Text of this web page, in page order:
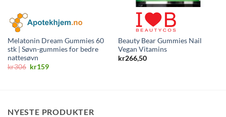
Melatonin Dream Gummies 60
stk | Søvn-gummies for bedre
nattesøvn
kr306 Opprinnelig
kr159Nåværende
Beauty Bear Gummies Nail
Vegan Vitamins
kr266,50
NYESTE PRODUKTER